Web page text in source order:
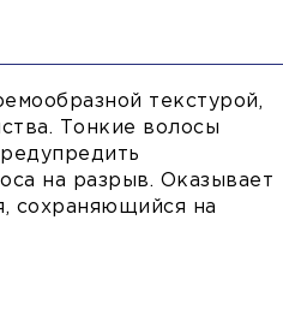
текстурой,
Тонкие волосы
на разрыв. Оказывает
сохраняющийся на